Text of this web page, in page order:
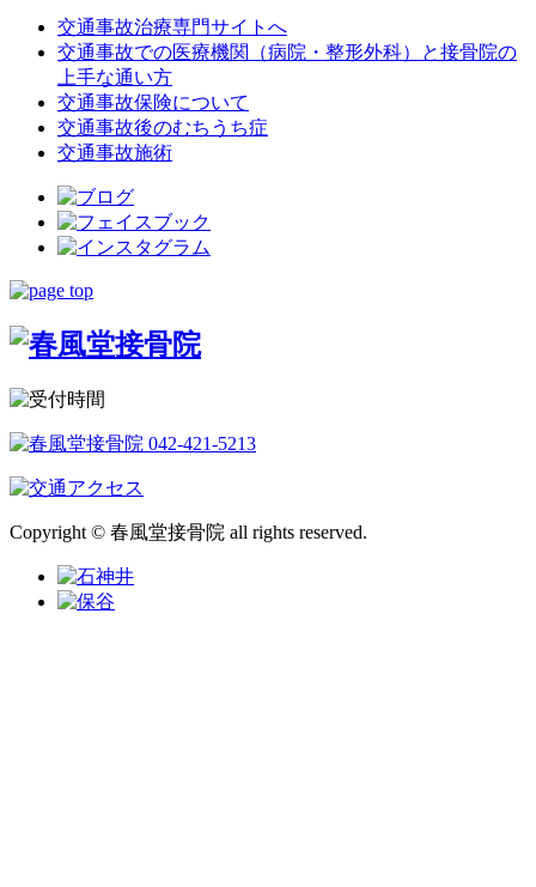
交通事故治療専門サイトへ
交通事故での医療機関（病院・整形外科）と接骨院の
上手な通い方
交通事故保険について
交通事故後のむちうち症
交通事故施術
Copyright © 春風堂接骨院 all rights reserved.